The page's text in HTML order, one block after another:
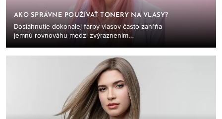
AKO SPRÁVNE POUŽÍVAŤ TONERY NA VLASY?
Dosiahnutie dokonalej farby vlasov často zahŕňa
jemnú rovnováhu medzi zvýraznením